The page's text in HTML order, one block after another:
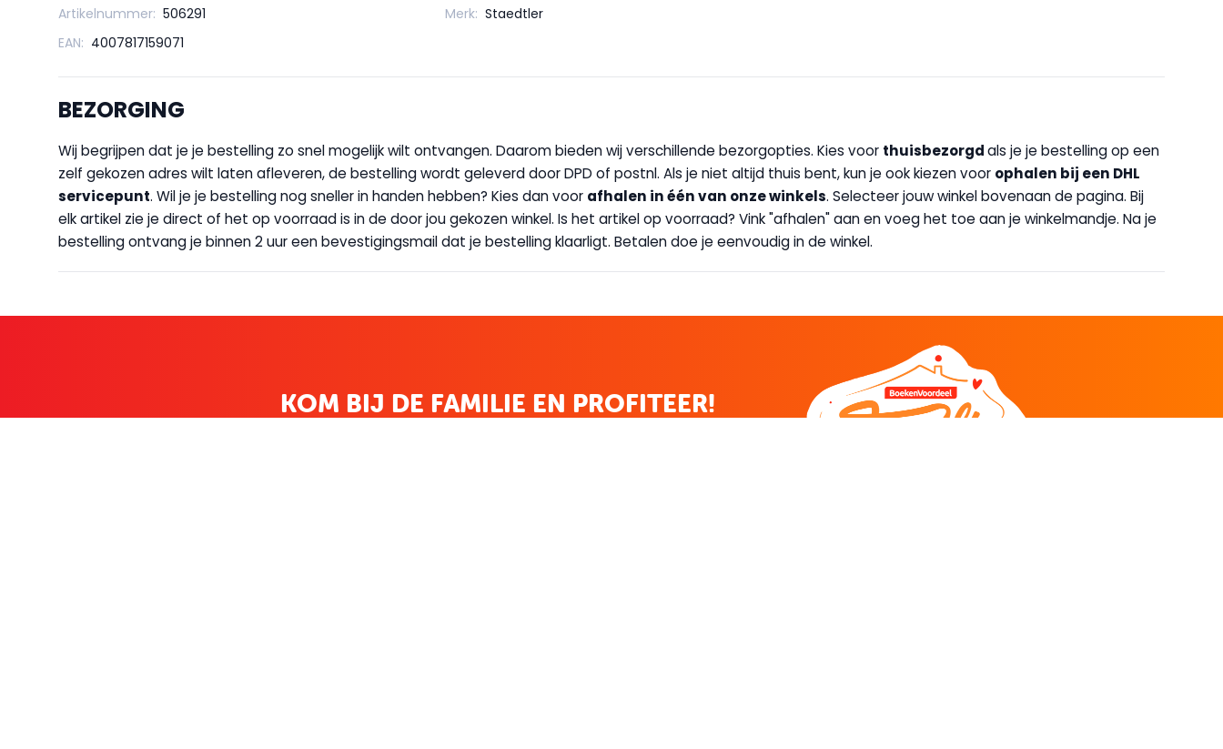
Artikelnummer: 506291 Merk: Staedtler
EAN: 4007817159071
BEZORGING
Wij begrijpen dat je je bestelling zo snel mogelijk wilt ontvangen. Daarom bieden wij verschillende bezorgopties. Kies voor thuisbezorgdals je je bestelling op een
zelf gekozen adres wilt laten afleveren, de bestelling wordt geleverd door DPD of postnl. Als je niet altijd thuis bent, kun je ook kiezen voor ophalen bij een DHL
servicepunt. Wil je je bestelling nog sneller in handen hebben? Kies dan voor afhalen in één van onze winkels. Selecteer jouw winkel bovenaan de pagina. Bij
elk artikel zie je direct of het op voorraad is in de door jou gekozen winkel. Is het artikel op voorraad? Vink "afhalen" aan en voeg het toe aan je winkelmandje. Na je
bestelling ontvang je binnen 2 uur een bevestigingsmail dat je bestelling klaarligt. Betalen doe je eenvoudig in de winkel.
KOM BIJ DE FAMILIE EN PROFITEER!